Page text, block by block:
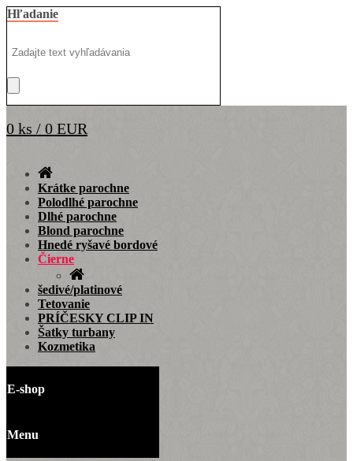
Hľadanie
0 ks / 0 EUR
Krátke parochne
Polodlhé parochne
Dlhé parochne
Blond parochne
Hnedé ryšavé bordové
Čierne
šedivé/platinové
Tetovanie
PRÍČESKY CLIP IN
Šatky turbany
Kozmetika
E-shop
Menu